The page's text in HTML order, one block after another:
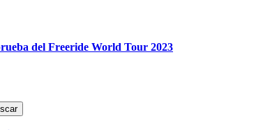
del Freeride World Tour 2023